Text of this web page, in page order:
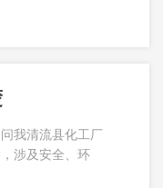
我清流县化工厂
涉及安全、环